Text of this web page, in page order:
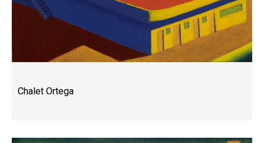
Chalet Ortega